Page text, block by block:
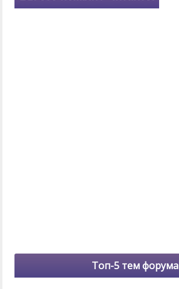
Топ-5 тем форума